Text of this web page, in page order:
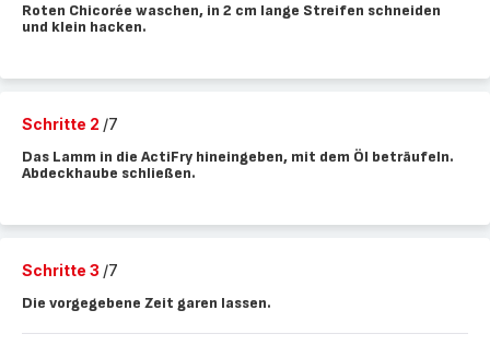
Roten Chicorée waschen, in 2 cm lange Streifen schneiden
und klein hacken.
Schritte 2 /7
Das Lamm in die ActiFry hineingeben, mit dem Öl beträufeln.
Abdeckhaube schließen.
Schritte 3 /7
Die vorgegebene Zeit garen lassen.